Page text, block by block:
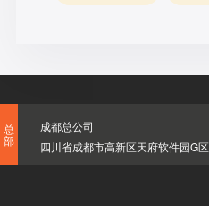
总
部
成都总公司
四川省成都市高新区天府软件园G